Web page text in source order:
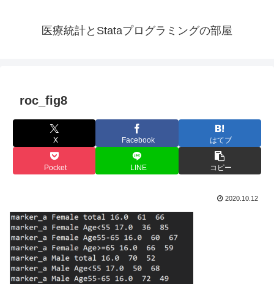
医療統計とStataプログラミングの部屋
roc_fig8
X Facebook はてブ
Pocket LINE コピー
2020.10.12